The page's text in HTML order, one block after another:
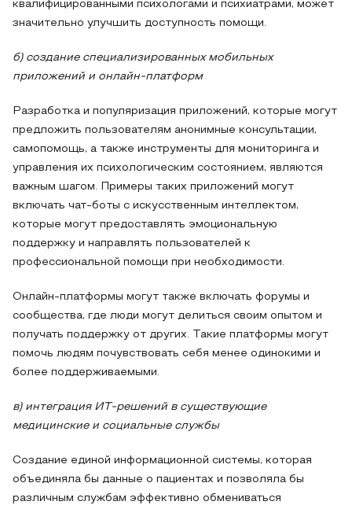
квалифицированными психологами и психиатрами, может
значительно улучшить доступность помощи.
б) создание специализированных мобильных
приложений и онлайн-платформ
Разработка и популяризация приложений, которые могут
предложить пользователям анонимные консультации,
самопомощь, а также инструменты для мониторинга и
управления их психологическим состоянием, являются
важным шагом. Примеры таких приложений могут
включать чат-боты с искусственным интеллектом,
которые могут предоставлять эмоциональную
поддержку и направлять пользователей к
профессиональной помощи при необходимости.
Онлайн-платформы могут также включать форумы и
сообщества, где люди могут делиться своим опытом и
получать поддержку от других. Такие платформы могут
помочь людям почувствовать себя менее одинокими и
более поддерживаемыми.
в) интеграция ИТ-решений в существующие
медицинские и социальные службы
Создание единой информационной системы, которая
объединяла бы данные о пациентах и позволяла бы
различным службам эффективно обмениваться